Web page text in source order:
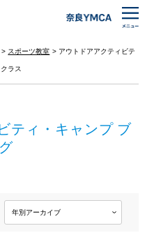
スポーツ教室 アウトドアアクティビテ
ラス
ティ・キャンプ ブ